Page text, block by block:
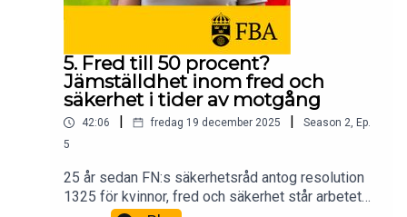
5. Fred till 50 procent?
Jämställdhet inom fred och
säkerhet i tider av motgång
42:06 fredag 19 december 2025 Season 2, Ep.
5
25 år sedan FN:s säkerhetsråd antog resolution
1325 för kvinnor, fred och säkerhet står arbetet